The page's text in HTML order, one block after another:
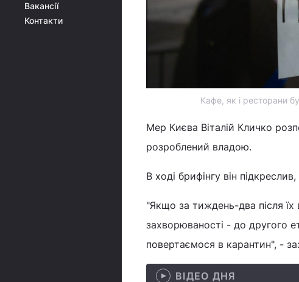
Вакансії
Контакти
Кафе, як і ресторани
Мер Києва Віталій Кличко
розроблений владою.
В ході брифінгу він
"Якщо за тиждень-два після
захворюваності - до другого
повертаємося в карантин", -
ВІДЕО ДНЯ